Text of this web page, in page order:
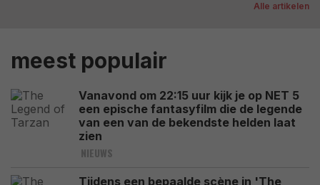
Alle artikelen
meest populair
Vanavond om 22:15 uur kijk je op NET 5
een epische fantasyfilm die de legende
van een van de bekendste helden laat
zien
NIEUWS
Tijdens een bepaalde scène in 'The